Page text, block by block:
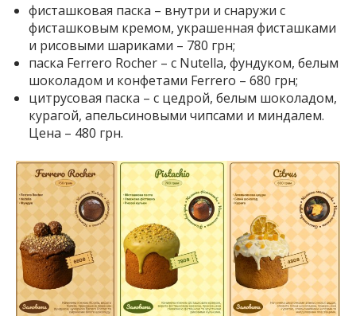
фисташковая паска – внутри и снаружи с
фисташковым кремом, украшенная фисташками
и рисовыми шариками – 780 грн;
паска Ferrero Rocher – с Nutella, фундуком, белым
шоколадом и конфетами Ferrero – 680 грн;
цитрусовая паска – с цедрой, белым шоколадом,
курагой, апельсиновыми чипсами и миндалем.
Цена – 480 грн.